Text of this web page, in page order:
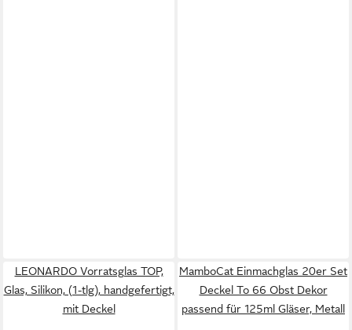
LEONARDO Vorratsglas TOP,
Glas, Silikon, (1-tlg), handgefertigt,
mit Deckel
MamboCat Einmachglas 20er Set
Deckel To 66 Obst Dekor
passend für 125ml Gläser, Metall